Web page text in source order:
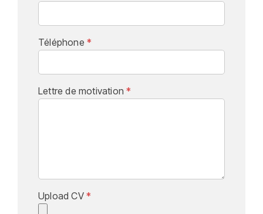
Téléphone *
Lettre de motivation*
Upload CV *